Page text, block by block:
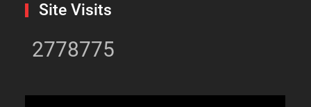
Site Visits
2778775